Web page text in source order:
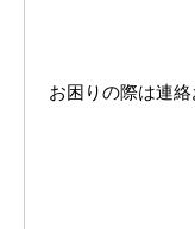
お困りの際は連